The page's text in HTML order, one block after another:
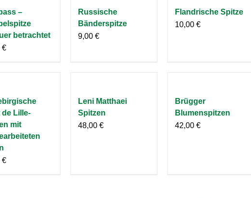
–
betrachtet
€
Russische
Bänderspitze
9,00 €
Flandrische Spitze
10,00 €
de Lille-
mit
€
Leni Matthaei
Spitzen
48,00 €
Brügger
Blumenspitzen
42,00 €